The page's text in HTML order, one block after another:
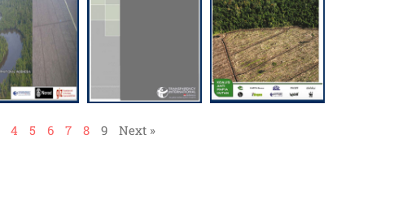
4 5 6 7 8 9 Next »